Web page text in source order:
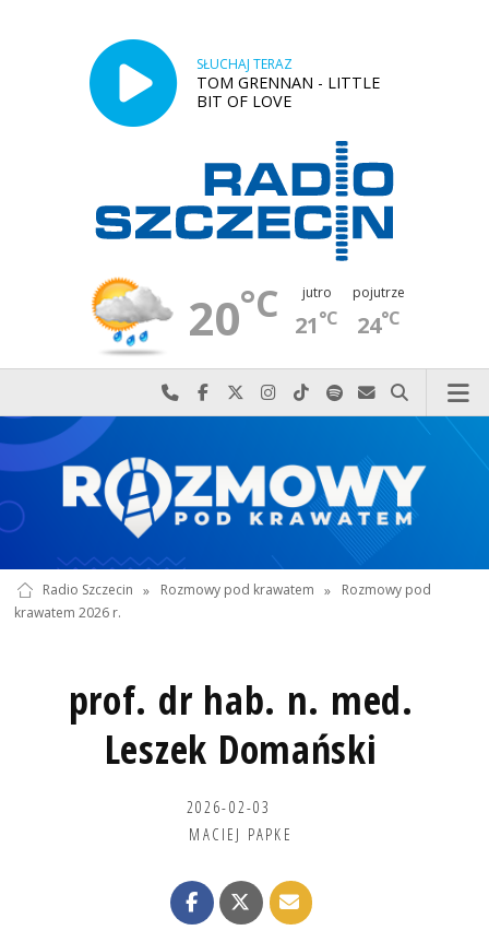
SŁUCHAJ TERAZ
TOM GRENNAN - LITTLE
BIT OF LOVE
20°C jutro
21°C
pojutrze
24°C
Najlepiej po prostu do nas zadzwoń
Odwiedź nas na Facebook-u
Odwiedź nas na X
Odwiedź nas na Instagram-ie
Odwiedź nas na TikTok-u
Szukaj nas na Spotify
Wyślij do nas
Szukaj
Radio Szczecin » Rozmowy pod krawatem »
Rozmowy pod
krawatem 2026 r.
prof. dr hab. n. med.
Leszek Domański
2026-02-03
MACIEJ PAPKE